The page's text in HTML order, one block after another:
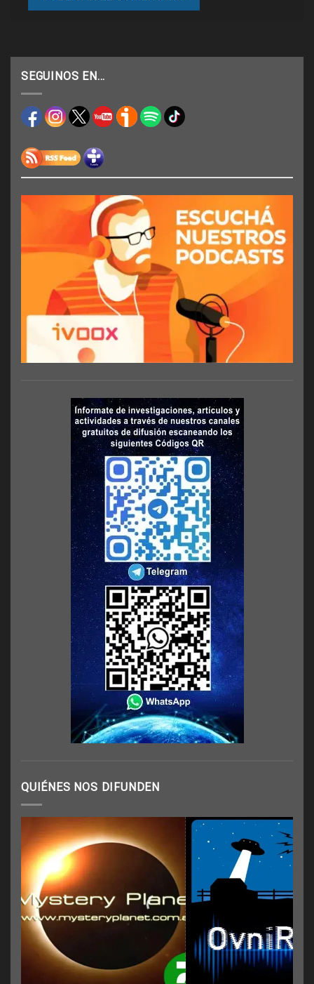
SEGUINOS EN…
QUIÉNES NOS DIFUNDEN